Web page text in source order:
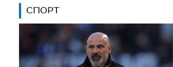
СПОРТ